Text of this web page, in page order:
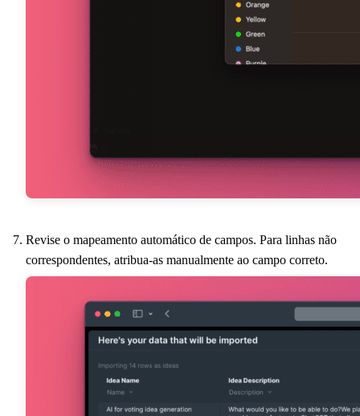
Revise o mapeamento automático de campos. Para linhas não
correspondentes, atribua-as manualmente ao campo correto.